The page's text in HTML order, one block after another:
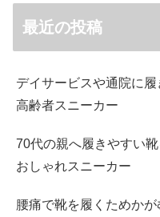
最近の投稿
デイサービスや通院に
高齢者スニーカー
70代の親へ履きやすい
おしゃれスニーカー
腰痛で靴を履くためか